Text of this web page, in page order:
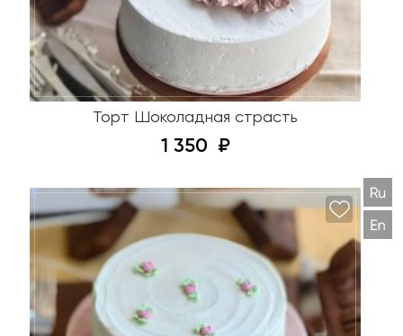
Торт Шоколадная страсть
1 350